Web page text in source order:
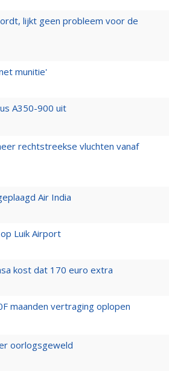
lijkt geen probleem voor de
munitie'
A350-900 uit
rechtstreekse vluchten vanaf
Air India
Luik Airport
kost dat 170 euro extra
maanden vertraging oplopen
oorlogsgeweld